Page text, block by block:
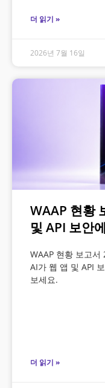
더 읽기 »
2026년 7월 16일
WAAP 현황
및 API 보안
WAAP 현황 보고
AI가 웹 앱 및 API
보세요.
더 읽기 »